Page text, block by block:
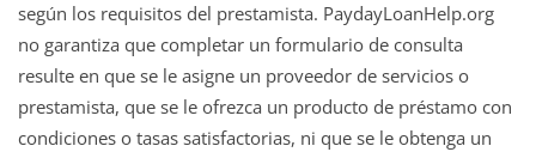
según los requisitos del prestamista. PaydayLoanHelp.org
no garantiza que completar un formulario de consulta
resulte en que se le asigne un proveedor de servicios o
prestamista, que se le ofrezca un producto de préstamo con
condiciones o tasas satisfactorias, ni que se le obtenga un